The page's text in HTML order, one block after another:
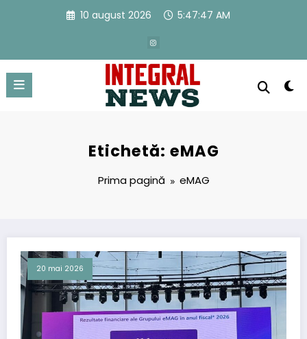
10 august 2026 5:47:48 AM
Etichetă: eMAG
Prima pagină eMAG
20 mai 2026